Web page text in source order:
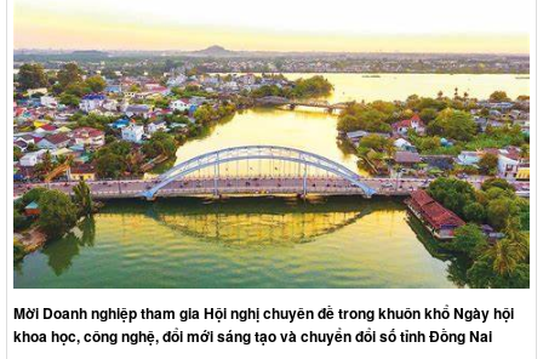
Mời Doanh nghiệp tham gia Hội nghị chuyên đề trong khuôn khổ Ngày hội
khoa học, công nghệ, đổi mới sáng tạo và chuyển đổi số tỉnh Đồng Nai